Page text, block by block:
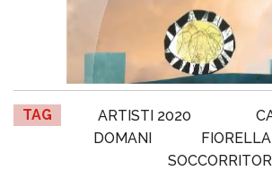
TAG ARTISTI 2020
DOMANI
SOCCORRITORI